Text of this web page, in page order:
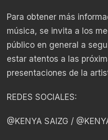
Para obtener más
música, se invita a los
público en general a
estar atentos a las
presentaciones de la
REDES SOCIALES:
@KENYA SAIZG /